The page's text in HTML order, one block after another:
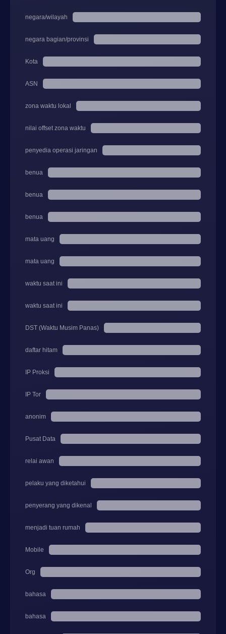
negara/wilayah
negara bagian/provinsi
Kota
ASN
zona waktu lokal
nilai offset zona waktu
penyedia operasi jaringan
benua
benua
benua
mata uang
mata uang
waktu saat ini
waktu saat ini
DST (Waktu Musim Panas)
daftar hitam
IP Proksi
IP Tor
anonim
Pusat Data
relai awan
pelaku yang diketahui
penyerang yang dikenal
menjadi tuan rumah
Mobile
Org
bahasa
bahasa